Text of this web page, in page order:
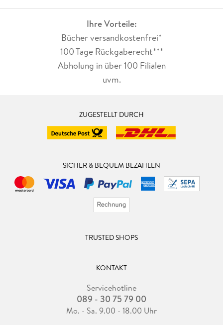
Ihre Vorteile:
Bücher versandkostenfrei*
100 Tage Rückgaberecht***
Abholung in über 100 Filialen
uvm.
ZUGESTELLT DURCH
SICHER & BEQUEM BEZAHLEN
TRUSTED SHOPS
KONTAKT
Servicehotline
089 - 30 75 79 00
Mo. - Sa. 9.00 - 18.00 Uhr